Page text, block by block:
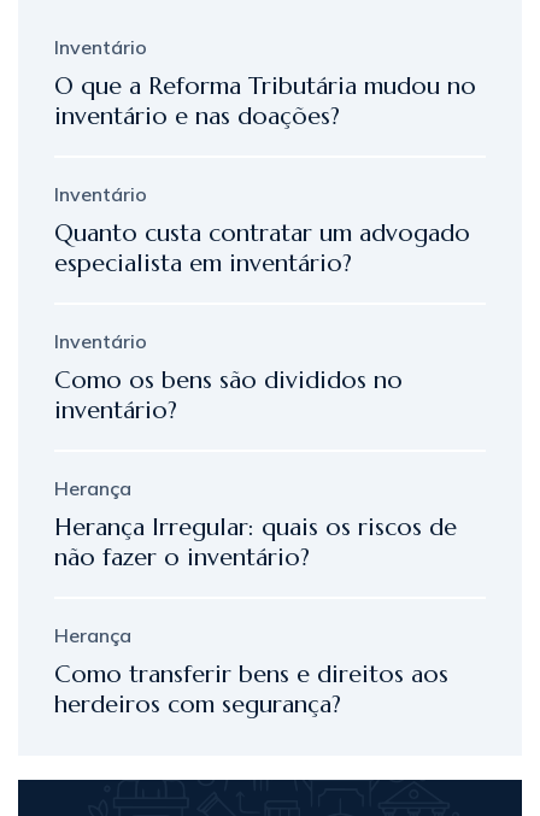
Inventário
O que a Reforma Tributária mudou no
inventário e nas doações?
Inventário
Quanto custa contratar um advogado
especialista em inventário?
Inventário
Como os bens são divididos no
inventário?
Herança
Herança Irregular: quais os riscos de
não fazer o inventário?
Herança
Como transferir bens e direitos aos
herdeiros com segurança?